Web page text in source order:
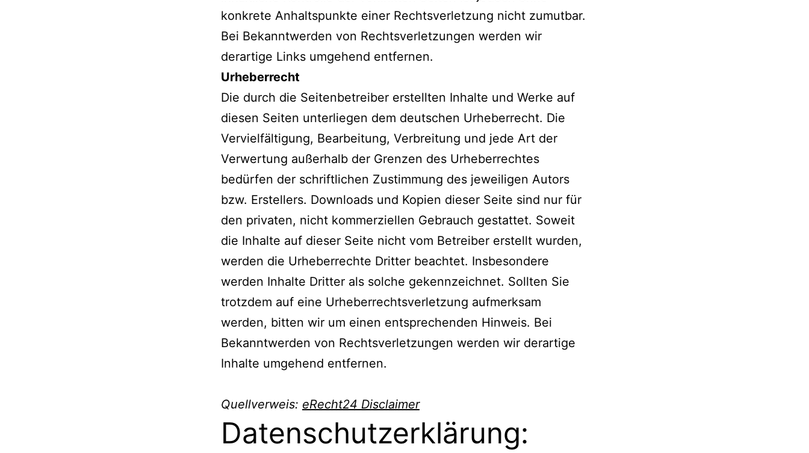
konkrete Anhaltspunkte einer Rechtsverletzung nicht zumutbar.
Bei Bekanntwerden von Rechtsverletzungen werden wir
derartige Links umgehend entfernen.
Urheberrecht
Die durch die Seitenbetreiber erstellten Inhalte und Werke auf
diesen Seiten unterliegen dem deutschen Urheberrecht. Die
Vervielfältigung, Bearbeitung, Verbreitung und jede Art der
Verwertung außerhalb der Grenzen des Urheberrechtes
bedürfen der schriftlichen Zustimmung des jeweiligen Autors
bzw. Erstellers. Downloads und Kopien dieser Seite sind nur für
den privaten, nicht kommerziellen Gebrauch gestattet. Soweit
die Inhalte auf dieser Seite nicht vom Betreiber erstellt wurden,
werden die Urheberrechte Dritter beachtet. Insbesondere
werden Inhalte Dritter als solche gekennzeichnet. Sollten Sie
trotzdem auf eine Urheberrechtsverletzung aufmerksam
werden, bitten wir um einen entsprechenden Hinweis. Bei
Bekanntwerden von Rechtsverletzungen werden wir derartige
Inhalte umgehend entfernen.
Quellverweis: eRecht24 Disclaimer
Datenschutzerklärung: